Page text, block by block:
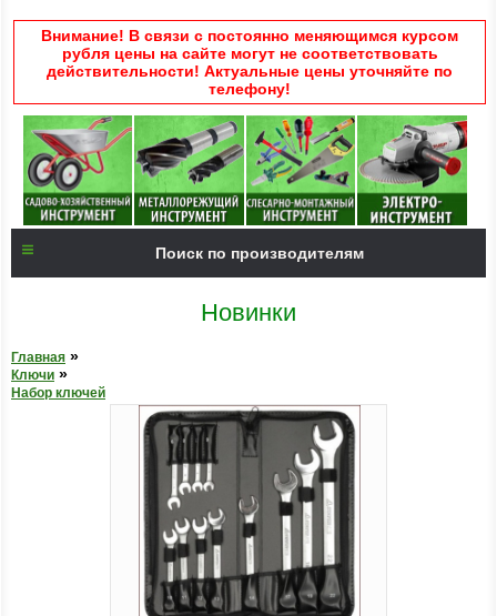
Внимание! В связи с постоянно меняющимся курсом
рубля цены на сайте могут не соответствовать
действительности! Актуальные цены уточняйте по
телефону!
Поиск по производителям
Новинки
Главная »
Ключи »
Набор ключей